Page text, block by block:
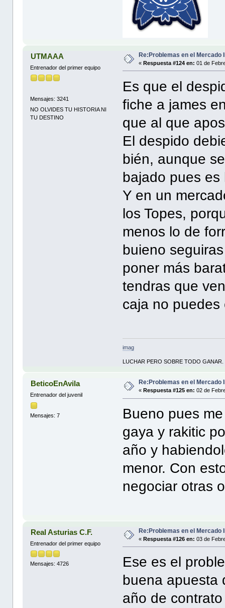
UTMAAA
Entrenador del primer equipo
Mensajes: 3241
NO OLVIDES TU HISTORIA NI
TU DESTINO
Re:Problemas en el Mercado
«Respuesta #124 en: 01 de
Es que el
fiche a james
que al que
El despido
bién, aunque
bajado pues es
Y en un
los Topes,
menos lo de
buieno
poner más
tendras que
caja no
imag
LUCHAR PERO SOBRE TODO GANAR.
BeticoEnAvila
Entrenador del juvenil
Mensajes: 7
Re:Problemas en el Mercado
« Respuesta #125 en: 02 de
Bueno pues
gaya y rakitic
año y
menor. Con
negociar otras
Real Asturias C.F.
Entrenador del primer equipo
Mensajes: 4726
Re:Problemas en el Mercado
«Respuesta #126 en: 03 de
Ese es el
buena apuesta
año de